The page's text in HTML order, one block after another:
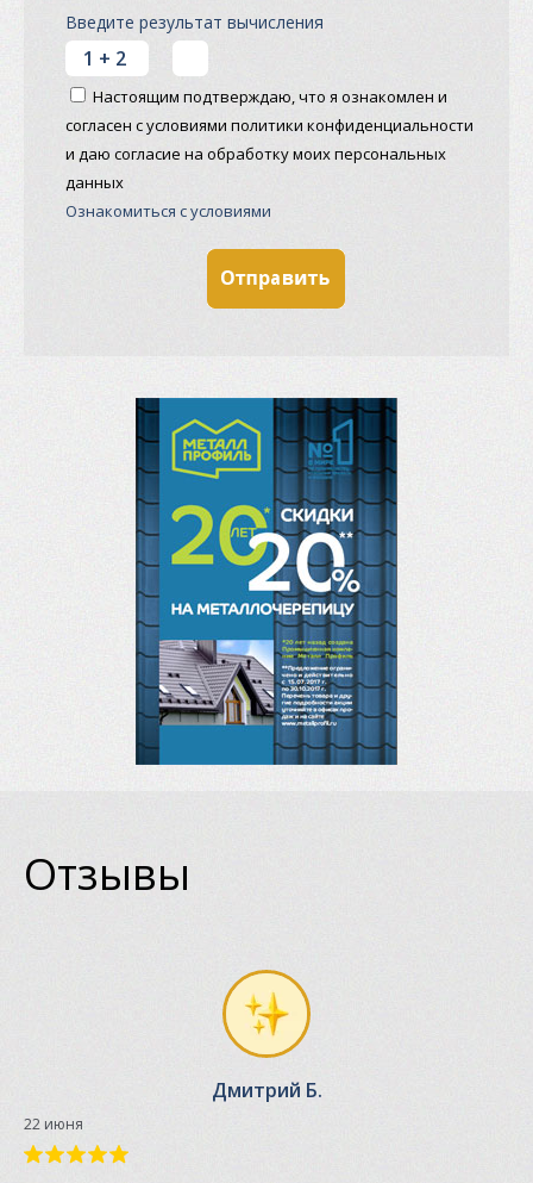
Введите результат вычисления
Настоящим подтверждаю, что я ознакомлен и
согласен с условиями политики конфиденциальности
и даю согласие на обработку моих персональных
данных
Ознакомиться с условиями
Отзывы
Дмитрий Б.
22 июня